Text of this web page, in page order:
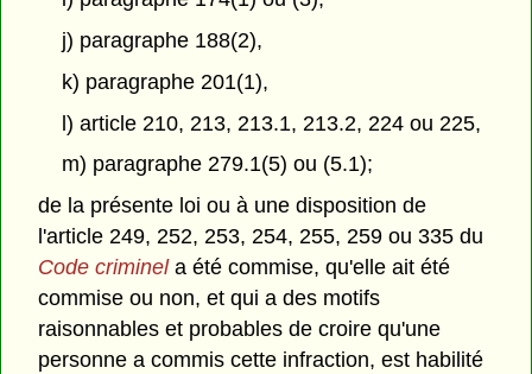
j) paragraphe 188(2),
k) paragraphe 201(1),
l) article 210, 213, 213.1, 213.2, 224 ou 225,
m) paragraphe 279.1(5) ou (5.1);
de la présente loi ou à une disposition de
l'article 249, 252, 253, 254, 255, 259 ou 335 du
Code criminela été commise, qu'elle ait été
commise ou non, et qui a des motifs
raisonnables et probables de croire qu'une
personne a commis cette infraction, est habilité